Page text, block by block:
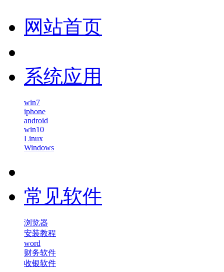
网站首页
系统应用
win7
iphone
android
win10
Linux
Windows
常见软件
浏览器
安装教程
word
财务软件
收银软件